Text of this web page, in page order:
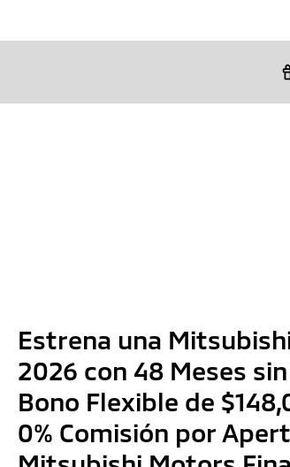
Estrena una
2026 con 48 Meses
Bono Flexible de
0% Comisión por